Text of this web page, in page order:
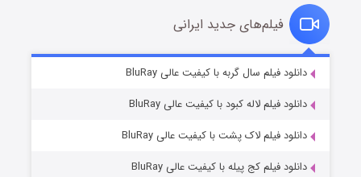
قسمت۶ (زیرنویس) منتشر شد
فیلم‌های جدید ایرانی
دانلود فیلم سال گربه با کیفیت عالی BluRay
دانلود فیلم لاله کبود با کیفیت عالی BluRay
دانلود فیلم لاک پشت با کیفیت عالی BluRay
دانلود فیلم کج‌ پیله با کیفیت عالی BluRay